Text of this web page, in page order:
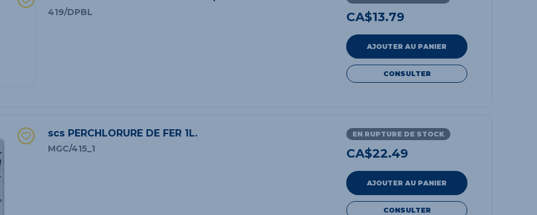
419/DPBL CA$13.79
AJOUTER AU PANIER
CONSULTER
scs PERCHLORURE DE FER 1L.
MGC/415_1
EN RUPTURE DE STOCK
CA$22.49
AJOUTER AU PANIER
CONSULTER